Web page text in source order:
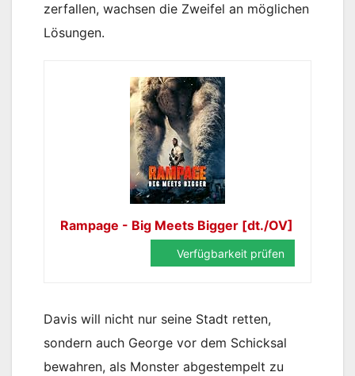
zerfallen, wachsen die Zweifel an möglichen
Lösungen.
Rampage - Big Meets Bigger [dt./OV]
Verfügbarkeit prüfen
Davis will nicht nur seine Stadt retten,
sondern auch George vor dem Schicksal
bewahren, als Monster abgestempelt zu